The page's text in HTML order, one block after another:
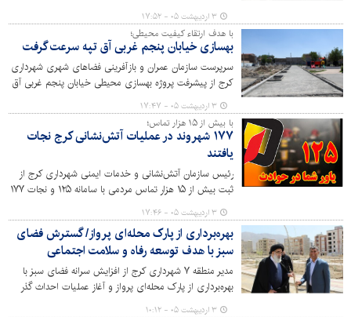
شهروندان، به‌ویژه بانوان و دانش‌آموزان، برای مشارکت در این
اقدام الهی و توسعه پایدار شهری دعوت کرد.
۳ اردیبهشت ۰۵ - ۱۷:۵۲
با هدف ارتقاء کیفیت محیطی؛
بهسازی خیابان پنجم غربی آق تپه سرعت گرفت
سرپرست سازمان عمران و بازآفرینی فضاهای شهری شهرداری
کرج از پیشرفت پروژه بهسازی محیطی خیابان پنجم غربی آق
تپه واقع در منطقه ۳، که در قالب پروژه‌های اقدام مشترک با
محوریت و اعتبار تخصیصی اداره کل راه و شهرسازی استان
شده بود، خبر داد.
۳ اردیبهشت ۰۵ - ۱۷:۴۷
با بیش از ۱۵ هزار تماس؛
۱۷۷ شهروند در عملیات‌ آتش‌نشانی کرج نجات
یافتند
رئیس سازمان آتش‌نشانی و خدمات ایمنی شهرداری کرج از
ثبت بیش از ۱۵ هزار تماس مردمی با سامانه ۱۲۵ و نجات ۱۷۷
شهروند در پی وقوع صدها حادثه و حریق در سطح شهر خبر
داد.
۳ اردیبهشت ۰۵ - ۱۷:۴۶
بهره‌برداری از پارک محله‌ای پرواز/ گسترش فضای
سبز با هدف توسعه رفاه و سلامت اجتماعی
مدیر منطقه ۷ شهرداری کرج از افزایش سرانه فضای سبز با
بهره‌برداری از پارک محله‌ای پرواز و آغاز عملیات احداث گذر
سبز در حاشیه بلوار ارس خبر داد
۳ اردیبهشت ۰۵ - ۱۰:۱۲